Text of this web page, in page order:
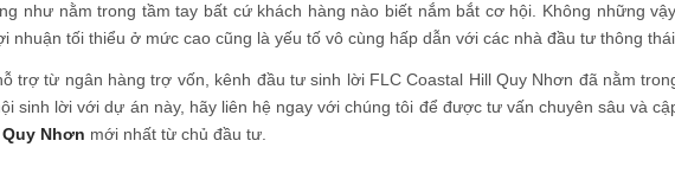
như nằm trong tầm tay bất cứ khách hàng nào biết nắm bắt cơ hội. Không những
nhuận tối thiểu ở mức cao cũng là yếu tố vô cùng hấp dẫn với các nhà đầu tư thông
trợ từ ngân hàng trợ vốn, kênh đầu tư sinh lời FLC Coastal Hill Quy Nhơn đã nằm
sinh lời với dự án này, hãy liên hệ ngay với chúng tôi để được tư vấn chuyên sâu và
Nhơn mới nhất từ chủ đầu tư.